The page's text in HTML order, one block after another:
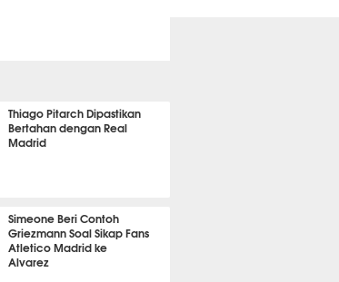
Thiago Pitarch Dipastikan
Bertahan dengan Real
Madrid
Simeone Beri Contoh
Griezmann Soal Sikap Fans
Atletico Madrid ke
Alvarez